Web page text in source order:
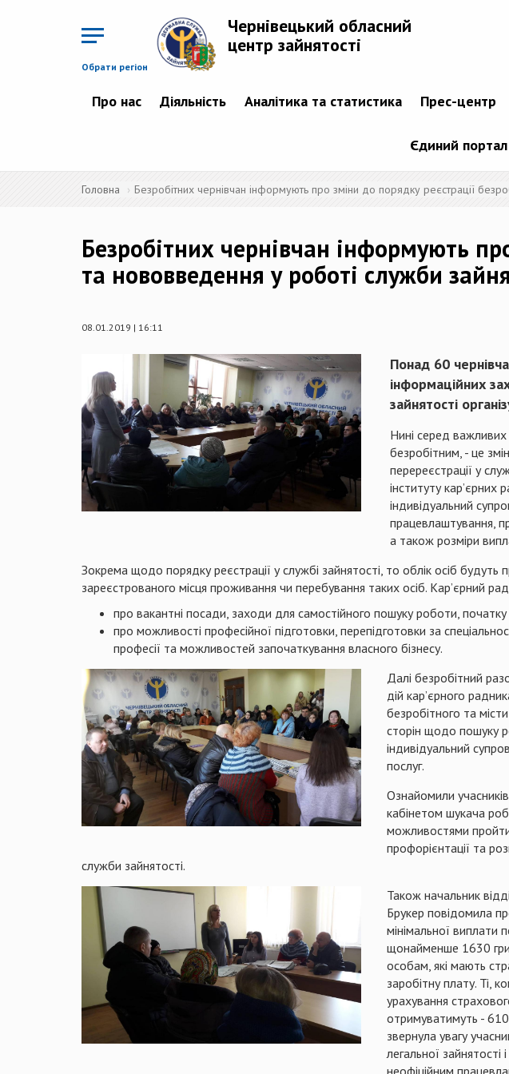
Обрати регіон
Чернівецький обласний
центр зайнятості
Про нас Діяльність Аналітика та статистика Прес-центр
Єдиний портал
Головна Безробітних чернівчан інформують про зміни до порядку реєстрації
Безробітних чернівчан інформують
та нововведення у роботі служби
08.01.2019 | 16:11
Понад 60
інформаційних
зайнятості
Нині серед важливих
безробітним, - це
перереєстрації у
інституту кар’єрних
індивідуальний
працевлаштування,
а також розміри
Зокрема щодо порядку реєстрації у службі зайнятості, то облік осіб
зареєстрованого місця проживання чи перебування таких осіб. Кар’єрний
про вакантні посади, заходи для самостійного пошуку роботи, початку
про можливості професійної підготовки, перепідготовки за
професії та можливостей започаткування власного бізнесу.
Далі безробітний
дій кар’єрного
безробітного та
сторін щодо пошуку
індивідуальний
послуг.
Ознайомили
кабінетом шукача
можливостями
профорієнтації та
служби зайнятості.
Також начальник
Брукер повідомила
мінімальної виплати
щонайменше 1630
особам, які мають
заробітну плату. Ті,
урахування
отримуватимуть - 610
звернула увагу
легальної зайнятості
неофіційним